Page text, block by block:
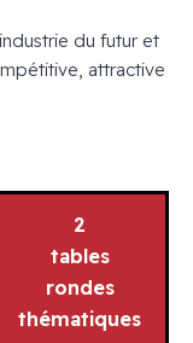
du futur et
attractive
2
tables
rondes
thématiques